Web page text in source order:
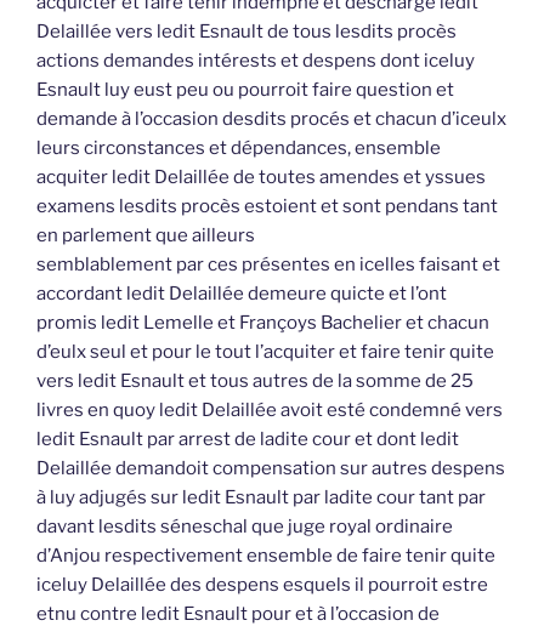
Delaillée vers ledit Esnault de tous lesdits procès
actions demandes intérests et despens dont iceluy
Esnault luy eust peu ou pourroit faire question et
demande à l’occasion desdits procés et chacun d’iceulx
leurs circonstances et dépendances, ensemble
acquiter ledit Delaillée de toutes amendes et yssues
examens lesdits procès estoient et sont pendans tant
en parlement que ailleurs
semblablement par ces présentes en icelles faisant et
accordant ledit Delaillée demeure quicte et l’ont
promis ledit Lemelle et Françoys Bachelier et chacun
d’eulx seul et pour le tout l’acquiter et faire tenir quite
vers ledit Esnault et tous autres de la somme de 25
livres en quoy ledit Delaillée avoit esté condemné vers
ledit Esnault par arrest de ladite cour et dont ledit
Delaillée demandoit compensation sur autres despens
à luy adjugés sur ledit Esnault par ladite cour tant par
davant lesdits séneschal que juge royal ordinaire
d’Anjou respectivement ensemble de faire tenir quite
iceluy Delaillée des despens esquels il pourroit estre
etnu contre ledit Esnault pour et à l’occasion de